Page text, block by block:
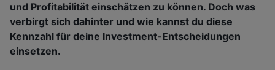
und Profitabilität einschätzen zu können. Doch was
verbirgt sich dahinter und wie kannst du diese
Kennzahl für deine Investment-Entscheidungen
einsetzen.